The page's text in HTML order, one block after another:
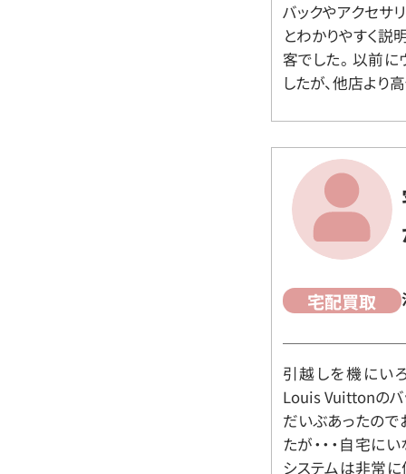
バックやアクセサ
とわかりやすく説
客でした。 以前
したが、他店より
宅配買取
引越しを機にい
Louis Vuittonのバ
だいぶあったので
たが・・・自宅に
システムは非常に